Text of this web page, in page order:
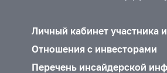
Личный кабинет участника
Отношения с инвесторами
Перечень инсайдерской